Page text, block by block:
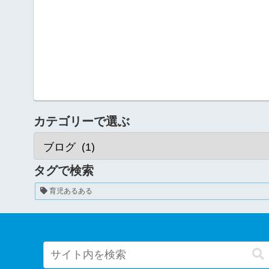
カテゴリーで選ぶ
タグで検索
育児あるある